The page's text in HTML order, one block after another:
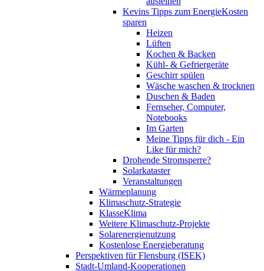
Kevins Tipps zum EnergieKosten
sparen
Heizen
Lüften
Kochen & Backen
Kühl- & Gefriergeräte
Geschirr spülen
Wäsche waschen & trocknen
Duschen & Baden
Fernseher, Computer,
Notebooks
Im Garten
Meine Tipps für dich - Ein
Like für mich?
Drohende Stromsperre?
Solarkataster
Veranstaltungen
Wärmeplanung
Klimaschutz-Strategie
KlasseKlima
Weitere Klimaschutz-Projekte
Solarenergienutzung
Kostenlose Energieberatung
Perspektiven für Flensburg (ISEK)
Stadt-Umland-Kooperationen